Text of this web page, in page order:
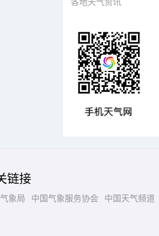
各地天气资讯
链接
象局 中国气象服务协会 中国天气频道